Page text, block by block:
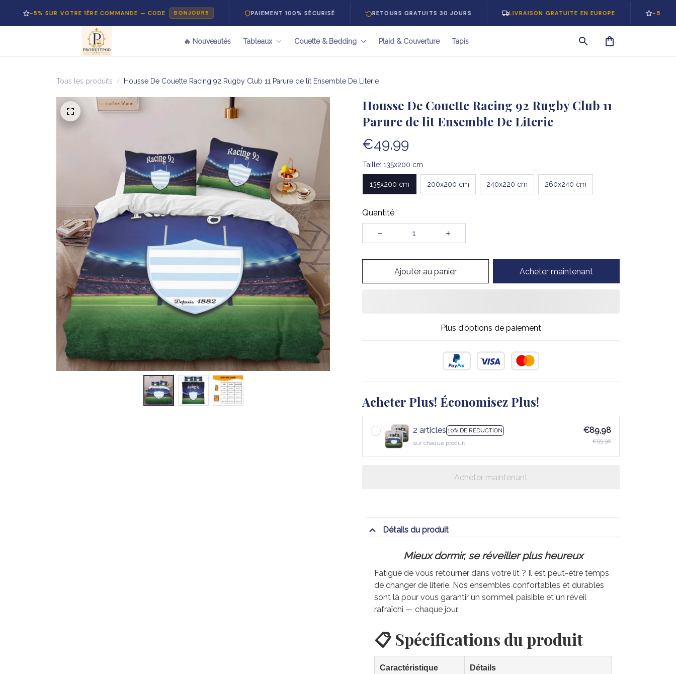
-5% SUR VOTRE 1ÈRE COMMANDE — CODE BONJOUR5 PAIEMENT 100% SÉCURISÉ RETOURS GRATUITS 30 JOURS LIVRAISON GRATUITE EN EUROPE -5% SUR
🔥 Nouveautés Tableaux Couette & Bedding Plaid & Couverture Tapis
Tous les produits Housse De Couette Racing 92 Rugby Club 11 Parure de lit Ensemble De Literie
Housse De Couette Racing 92 Rugby Club 11
Parure de lit Ensemble De Literie
€49,99
Taille: 135x200 cm
135x200 cm 200x200 cm 240x220 cm 260x240 cm
Quantité
Ajouter au panier Acheter maintenant
Plus d'options de paiement
Acheter Plus! Économisez Plus!
2 articles 10% DE RÉDUCTION
sur chaque produit
€89,98
€99,98
Acheter maintenant
Détails du produit
Mieux dormir, se réveiller plus heureux
Fatigué de vous retourner dans votre lit ? Il est peut-être temps
de changer de literie. Nos ensembles confortables et durables
sont là pour vous garantir un sommeil paisible et un réveil
rafraîchi — chaque jour.
📋 Spécifications du produit
Caractéristique Détails